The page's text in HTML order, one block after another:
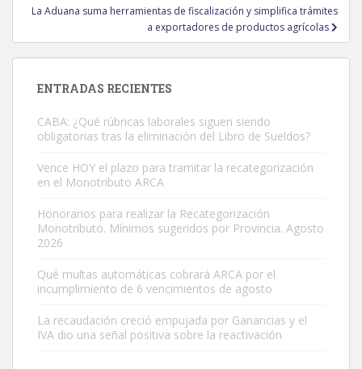
La Aduana suma herramientas de fiscalización y simplifica trámites
a exportadores de productos agrícolas
ENTRADAS RECIENTES
CABA: ¿Qué rúbricas laborales siguen siendo
obligatorias tras la eliminación del Libro de Sueldos?
Vence HOY el plazo para tramitar la recategorización
en el Monotributo ARCA
Honorarios para realizar la Recategorización
Monotributo. Mínimos sugeridos por Provincia. Agosto
2026
Qué multas automáticas cobrará ARCA por el
incumplimiento de 6 vencimientos de agosto
La recaudación creció empujada por Ganancias y el
IVA dio una señal positiva sobre la reactivación